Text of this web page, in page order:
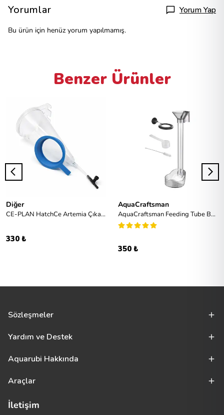
Yorumlar Yorum Yap
Bu ürün için henüz yorum yapılmamış.
Benzer Ürünler
Diğer
CE-PLAN HatchCe Artemia Çıkartma Seti
330 ₺
AquaCraftsman
AquaCraftsman Feeding Tube Balık Yemleme Aparatı
350 ₺
Sözleşmeler
Yardım ve Destek
Aquarubi Hakkında
Araçlar
İletişim